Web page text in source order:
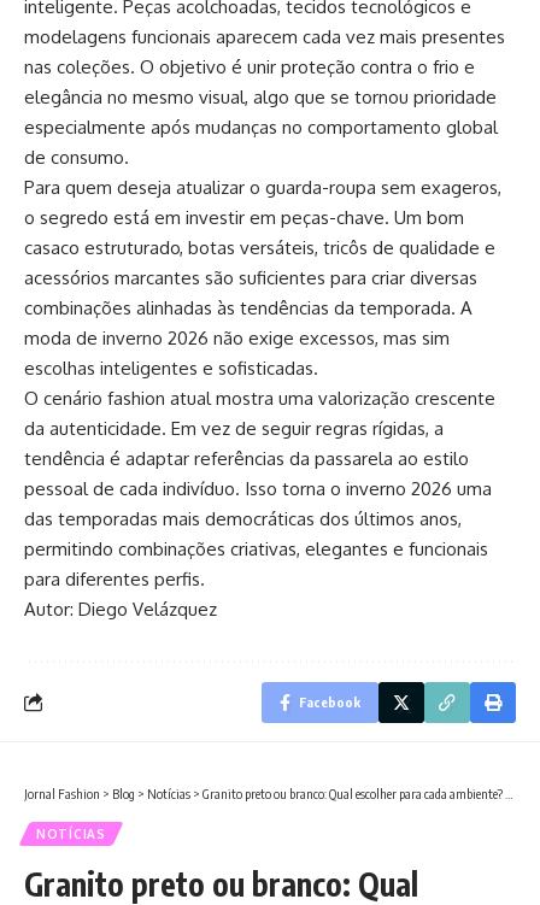
inteligente. Peças acolchoadas, tecidos tecnológicos e
modelagens funcionais aparecem cada vez mais presentes
nas coleções. O objetivo é unir proteção contra o frio e
elegância no mesmo visual, algo que se tornou prioridade
especialmente após mudanças no comportamento global
de consumo.
Para quem deseja atualizar o guarda-roupa sem exageros,
o segredo está em investir em peças-chave. Um bom
casaco estruturado, botas versáteis, tricôs de qualidade e
acessórios marcantes são suficientes para criar diversas
combinações alinhadas às tendências da temporada. A
moda de inverno 2026 não exige excessos, mas sim
escolhas inteligentes e sofisticadas.
O cenário fashion atual mostra uma valorização crescente
da autenticidade. Em vez de seguir regras rígidas, a
tendência é adaptar referências da passarela ao estilo
pessoal de cada indivíduo. Isso torna o inverno 2026 uma
das temporadas mais democráticas dos últimos anos,
permitindo combinações criativas, elegantes e funcionais
para diferentes perfis.
Autor: Diego Velázquez
Facebook
Jornal Fashion > Blog > Notícias > Granito preto ou branco: Qual escolher para cada ambiente? Veja neste artigo
NOTÍCIAS
Granito preto ou branco: Qual